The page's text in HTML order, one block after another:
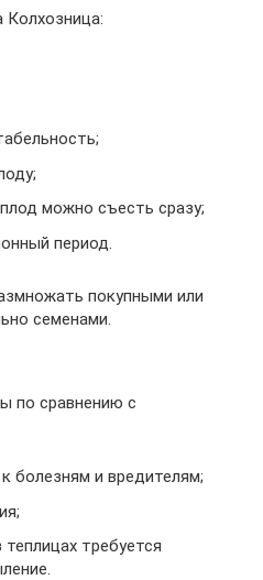
можно съесть сразу;
период.
покупными или
семенами.
по сравнению с
болезням и вредителям;
требуется